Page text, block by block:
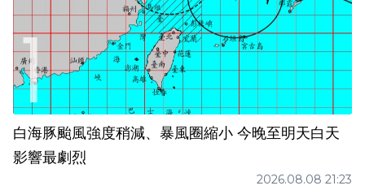
白海豚颱風強度稍減、暴風圈縮小 今晚至明天白天
影響最劇烈
2026.08.08 21:23